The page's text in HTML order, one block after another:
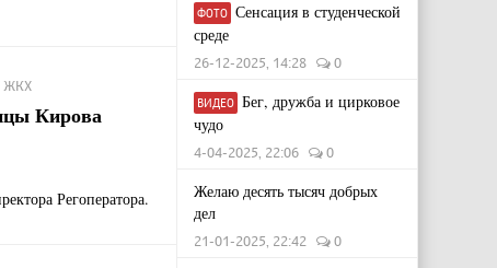
ЖКХ
Кирова
Регоператора.
ФОТО Сенсация в студенческой
среде
26-12-2025, 14:28 0
ВИДЕО Бег, дружба и цирковое
чудо
4-04-2025, 22:06 0
Желаю десять тысяч добрых
дел
21-01-2025, 22:42 0